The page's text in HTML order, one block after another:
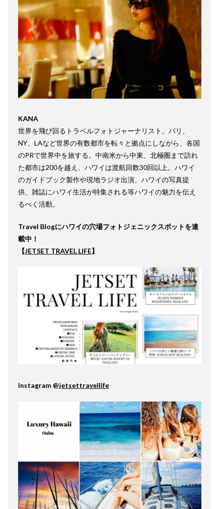
KANA
世界を飛び回るトラベルフォトジャーナリスト。パリ、
NY、LAなど世界の有数都市を転々と拠点にしながら、各国
のPRで世界中を旅する。 中南米から中東、北極圏まで訪れ
た都市は200を越え、ハワイは渡航回数30回以上。ハワイ
のガイドブック製作や現地ラジオ出演、ハワイの写真提
供、雑誌にハワイ生活が特集される等ハワイの魅力を伝え
るべく活動。
Travel Blogにハワイの穴場フォトジェニックスポットを連
載中！
【JETSET TRAVEL LIFE】
Instagram @jetsettravellife